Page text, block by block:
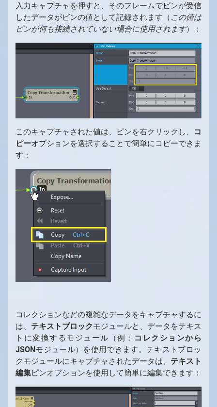
入力キャプチャを押すと、そのフレームでピンが受信
したデータがピンの値として記録されます（ この値は
ピンが何も接続されていない場合に使用されます）：
このキャプチャされた値は、ピンを右クリックし、
コ
ピーオプションを選択することで簡単にコピーできま
す：
コレクションなどの複雑なデータをキャプチャするに
は、 テキストブロックモジュールと、データをテキス
トに変換するモジュール（例： コレクションから
JSON モジュール）を使用できます。テキストブロッ
クモジュールにキャプチャされたデータは、 テキスト
編集ピンオプションを使用して簡単に編集できます：